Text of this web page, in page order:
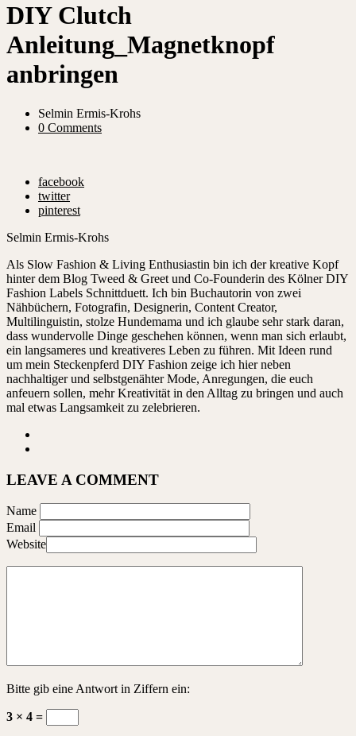
DIY Clutch
Anleitung_Magnetknopf
anbringen
Selmin Ermis-Krohs
0 Comments
facebook
twitter
pinterest
Selmin Ermis-Krohs
Als Slow Fashion & Living Enthusiastin bin ich der kreative Kopf
hinter dem Blog Tweed & Greet und Co-Founderin des Kölner DIY
Fashion Labels Schnittduett. Ich bin Buchautorin von zwei
Nähbüchern, Fotografin, Designerin, Content Creator,
Multilinguistin, stolze Hundemama und ich glaube sehr stark daran,
dass wundervolle Dinge geschehen können, wenn man sich erlaubt,
ein langsameres und kreativeres Leben zu führen. Mit Ideen rund
um mein Steckenpferd DIY Fashion zeige ich hier neben
nachhaltiger und selbstgenähter Mode, Anregungen, die euch
anfeuern sollen, mehr Kreativität in den Alltag zu bringen und auch
mal etwas Langsamkeit zu zelebrieren.
LEAVE A COMMENT
Name
Email
Website
Bitte gib eine Antwort in Ziffern ein:
3 × 4 =